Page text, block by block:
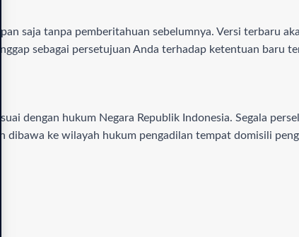
saja tanpa pemberitahuan sebelumnya. Versi terbaru
sebagai persetujuan Anda terhadap ketentuan baru
dengan hukum Negara Republik Indonesia. Segala
dibawa ke wilayah hukum pengadilan tempat domisili